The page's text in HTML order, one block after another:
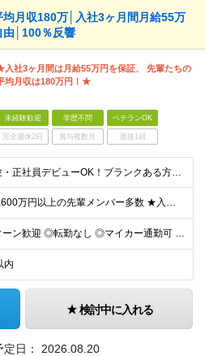
月収180万│入社3ヶ月間月給55万
由│100％反響
入社3ヶ月間は月給55万円を保証、 先輩たちの
均月収は180万円！★
未経験歓迎 学歴不問 ベテランOK
完全週休2日 賞与複数月 面接1回
★未経験・正社員デビューOK！ブランクある方も歓迎！ ■普通自動車免許をお持ちの方（AT限定可） ■学歴不問 ▽当てはまる方は特に歓迎！ ◎何かしらの営業経験をお持ちの方 ◎接客や販売職の経験をお持
★年収1,600万円以上の先輩メンバー多数 ★入社3ヶ月間は月給55万円保証＆平均月収180万円 ★入社1ヶ月目で月収200万円以上稼ぐメンバーも多数 ★社用車貸与／車両経費、ガソリン代、駐車場代全額
◎U・Iターン歓迎 ◎転勤なし ◎マイカー通勤可 ◎社用車貸与 ◎直行直帰可 ◎営業所以外の地域（全国）からの応募OK ■札幌営業所 北海道札幌市中央区南2条西7-1-5 ■仙台営業所 宮城県仙台
内
検討中に入れる
日： 2026.08.20